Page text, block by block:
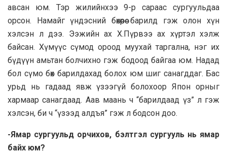
авсан юм. Тэр жилийнхээ 9-р сараас сургуульдаа
орсон. Намайг үндэсний бөхөөрөө барилд гэж олон хүн
хэлсэн л дээ. Ээжийн ах Х.Пүрвээ ах хүртэл хэлж
байсан. Хүмүүс сүмод ороод муухай таргална, нэг их
бүдүүн амьтан болчихно гэж бодоод байгаа юм. Надад
бол сүмо бөх барилдахад болох юм шиг санагддаг. Бас
урьд нь гадаад явж үзээгүй болохоор Япон орныг
хармаар санагдаад. Аав маань ч “барилдаад үз” л гэж
хэлсэн, би ч “үзээд алдъя” гэж л бодсон доо.
-Ямар сургуульд орчихов, бэлтгэл сургууль нь ямар
байх юм?